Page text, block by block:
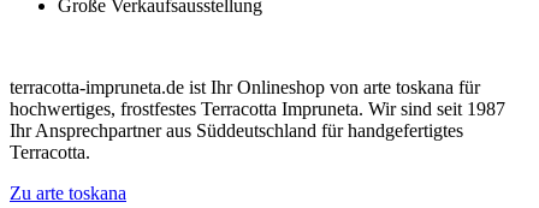
Große Verkaufsausstellung
terracotta-impruneta.de ist Ihr Onlineshop von arte toskana für
hochwertiges, frostfestes Terracotta Impruneta. Wir sind seit 1987
Ihr Ansprechpartner aus Süddeutschland für handgefertigtes
Terracotta.
Zu arte toskana